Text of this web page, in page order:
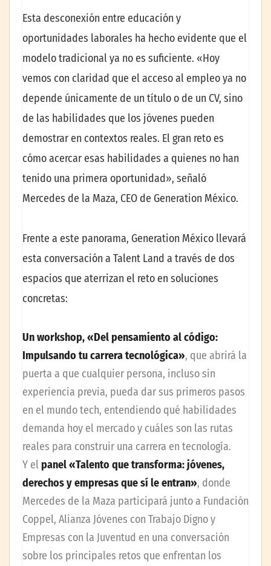
Esta desconexión entre educación y
oportunidades laborales ha hecho evidente que el
modelo tradicional ya no es suficiente. «Hoy
vemos con claridad que el acceso al empleo ya no
depende únicamente de un título o de un CV, sino
de las habilidades que los jóvenes pueden
demostrar en contextos reales. El gran reto es
cómo acercar esas habilidades a quienes no han
tenido una primera oportunidad», señaló
Mercedes de la Maza, CEO de Generation México.
Frente a este panorama, Generation México llevará
esta conversación a Talent Land a través de dos
espacios que aterrizan el reto en soluciones
concretas:
Un workshop, «Del pensamiento al código:
Impulsando tu carrera tecnológica», que abrirá la
puerta a que cualquier persona, incluso sin
experiencia previa, pueda dar sus primeros pasos
en el mundo tech, entendiendo qué habilidades
demanda hoy el mercado y cuáles son las rutas
reales para construir una carrera en tecnología.
Y el panel «Talento que transforma: jóvenes,
derechos y empresas que sí le entran», donde
Mercedes de la Maza participará junto a Fundación
Coppel, Alianza Jóvenes con Trabajo Digno y
Empresas con la Juventud en una conversación
sobre los principales retos que enfrentan los